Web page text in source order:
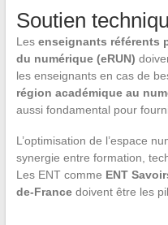
Soutien
Les enseignants référents
du numérique (eRUN)
les enseignants en cas de
région académique au
aussi fondamental pour
L’optimisation de l’espace
synergie entre formation,
Les ENT comme ENT
de-Francedoivent être les